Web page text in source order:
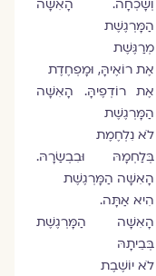
וְשָׁכְחָה. הָאִשָּׁה
הַמָּרְגֶשֶׁת
מְרַגֶּשֶׁת
אֶת רוֹאֶיהָּ, וּמָפְחֶדֶת
אֶת רוֹדְפֶיהָּ. הָאִשָּׁה
הַמָּרְגֶשֶׁת
לֹא נִלְחֶמֶת
בְּלַחְמָהּ וּבִבְשַׂרָהּ.
הָאִשָּׁה הַמָּרְגֶשֶׁת
הִיא אַתָּה.
הָאִשָּׁה הַמָּרְגֶשֶׁת
בְּבֵיתָהּ
לֹא יוֹשֶׁבֶת